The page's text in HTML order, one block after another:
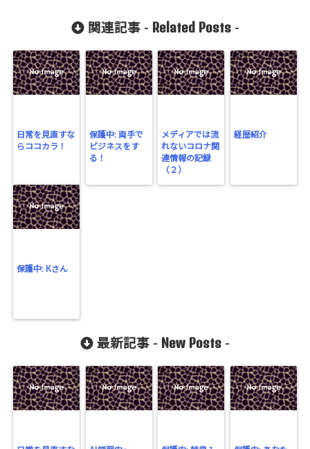
関連記事 - Related Posts-
日常を見直すな
らココカラ！
保護中: 両手で
ビジネスをす
る！
メディアでは流
れないコロナ関
連情報の記録
（２）
経歴紹介
保護中: Kさん
最新記事 - New Posts -